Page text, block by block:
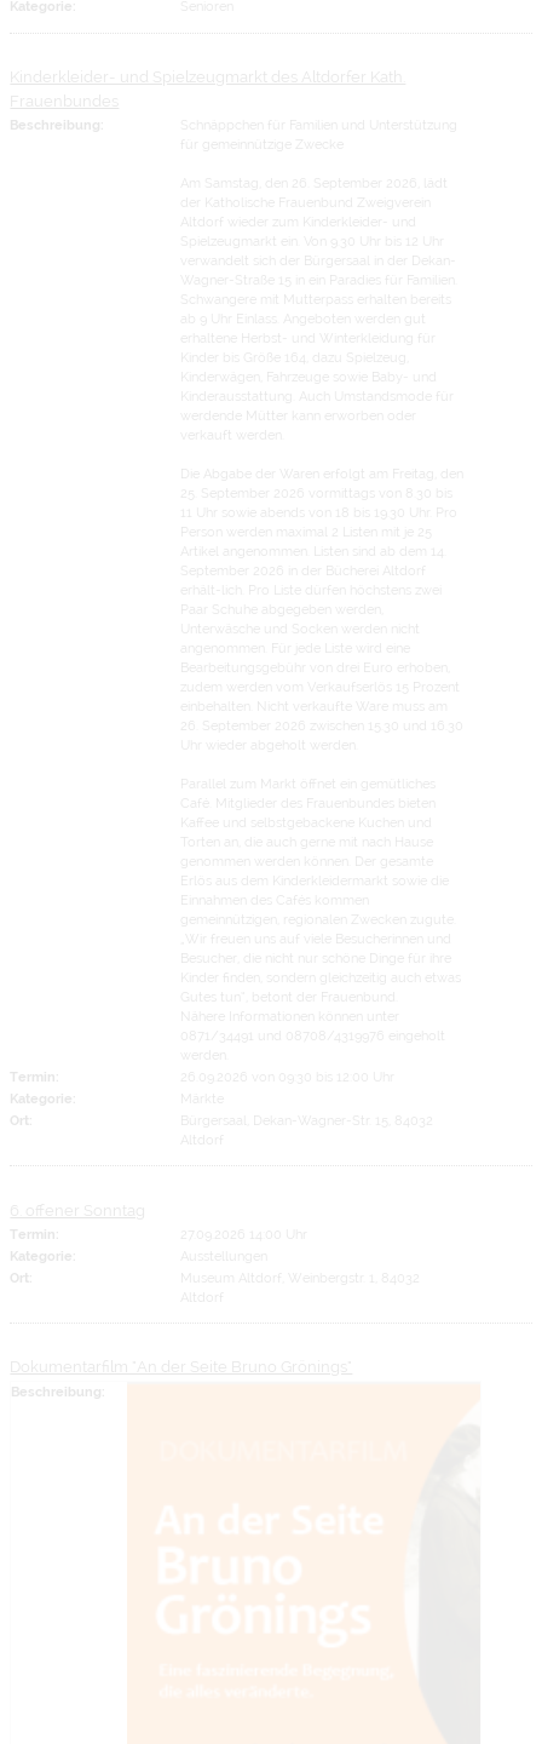
Kategorie:
Kinderkleider- und Spielzeugmarkt des Altdorfer Kath.
Beschreibung:
Schnäppchen für Familien und Unterstützung
für gemeinnützige Zwecke
Am Samstag, den 26. September 2026, lädt
der Katholische Frauenbund Zweigverein
Altdorf wieder zum Kinderkleider- und
Spielzeugmarkt ein. Von 9.30 Uhr bis 12 Uhr
verwandelt sich der Bürgersaal in der Dekan-
Wagner-Straße 15 in ein Paradies für Familien.
Schwangere mit Mutterpass erhalten bereits
ab 9 Uhr Einlass. Angeboten werden gut
erhaltene Herbst- und Winterkleidung für
Kinder bis Größe 164, dazu Spielzeug,
Kinderwägen, Fahrzeuge sowie Baby- und
Kinderausstattung. Auch Umstandsmode für
werdende Mütter kann erworben oder
verkauft werden.
Die Abgabe der Waren erfolgt am Freitag, den
25. September 2026 vormittags von 8.30 bis
11 Uhr sowie abends von 18 bis 19.30 Uhr. Pro
Person werden maximal 2 Listen mit je 25
Artikel angenommen. Listen sind ab dem 14.
September 2026 in der Bücherei Altdorf
erhält-lich. Pro Liste dürfen höchstens zwei
Paar Schuhe abgegeben werden,
Unterwäsche und Socken werden nicht
angenommen. Für jede Liste wird eine
Bearbeitungsgebühr von drei Euro erhoben,
zudem werden vom Verkaufserlös 15 Prozent
einbehalten. Nicht verkaufte Ware muss am
26. September 2026 zwischen 15.30 und 16.30
Uhr wieder abgeholt werden.
Parallel zum Markt öffnet ein gemütliches
Café. Mitglieder des Frauenbundes bieten
Kaffee und selbstgebackene Kuchen und
Torten an, die auch gerne mit nach Hause
genommen werden können. Der gesamte
Erlös aus dem Kinderkleidermarkt sowie die
Einnahmen des Cafés kommen
gemeinnützigen, regionalen Zwecken zugute.
„Wir freuen uns auf viele Besucherinnen und
Besucher, die nicht nur schöne Dinge für ihre
Kinder finden, sondern gleichzeitig auch etwas
Gutes tun“, betont der Frauenbund.
Nähere Informationen können unter
0871/34491 und 08708/4319976 eingeholt
werden.
Termin:
Kategorie:
Märkte
Ort:
Bürgersaal, Dekan-Wagner-Str. 15, 84032
Altdorf
6. offener Sonntag
Termin:
Kategorie:
Ausstellungen
Ort:
Museum Altdorf, Weinbergstr. 1, 84032
Altdorf
Dokumentarfilm "An der Seite Bruno Grönings"
Beschreibung: